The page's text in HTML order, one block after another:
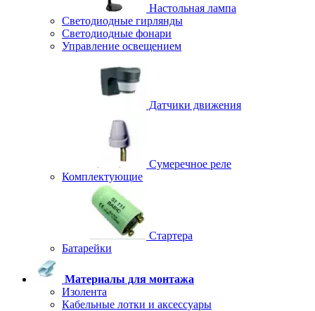
Настольная лампа
Светодиодные гирлянды
Светодиодные фонари
Управление освещением
Датчики движения
Сумеречное реле
Комплектующие
Стартера
Батарейки
Материалы для монтажа
Изолента
Кабельные лотки и аксессуары